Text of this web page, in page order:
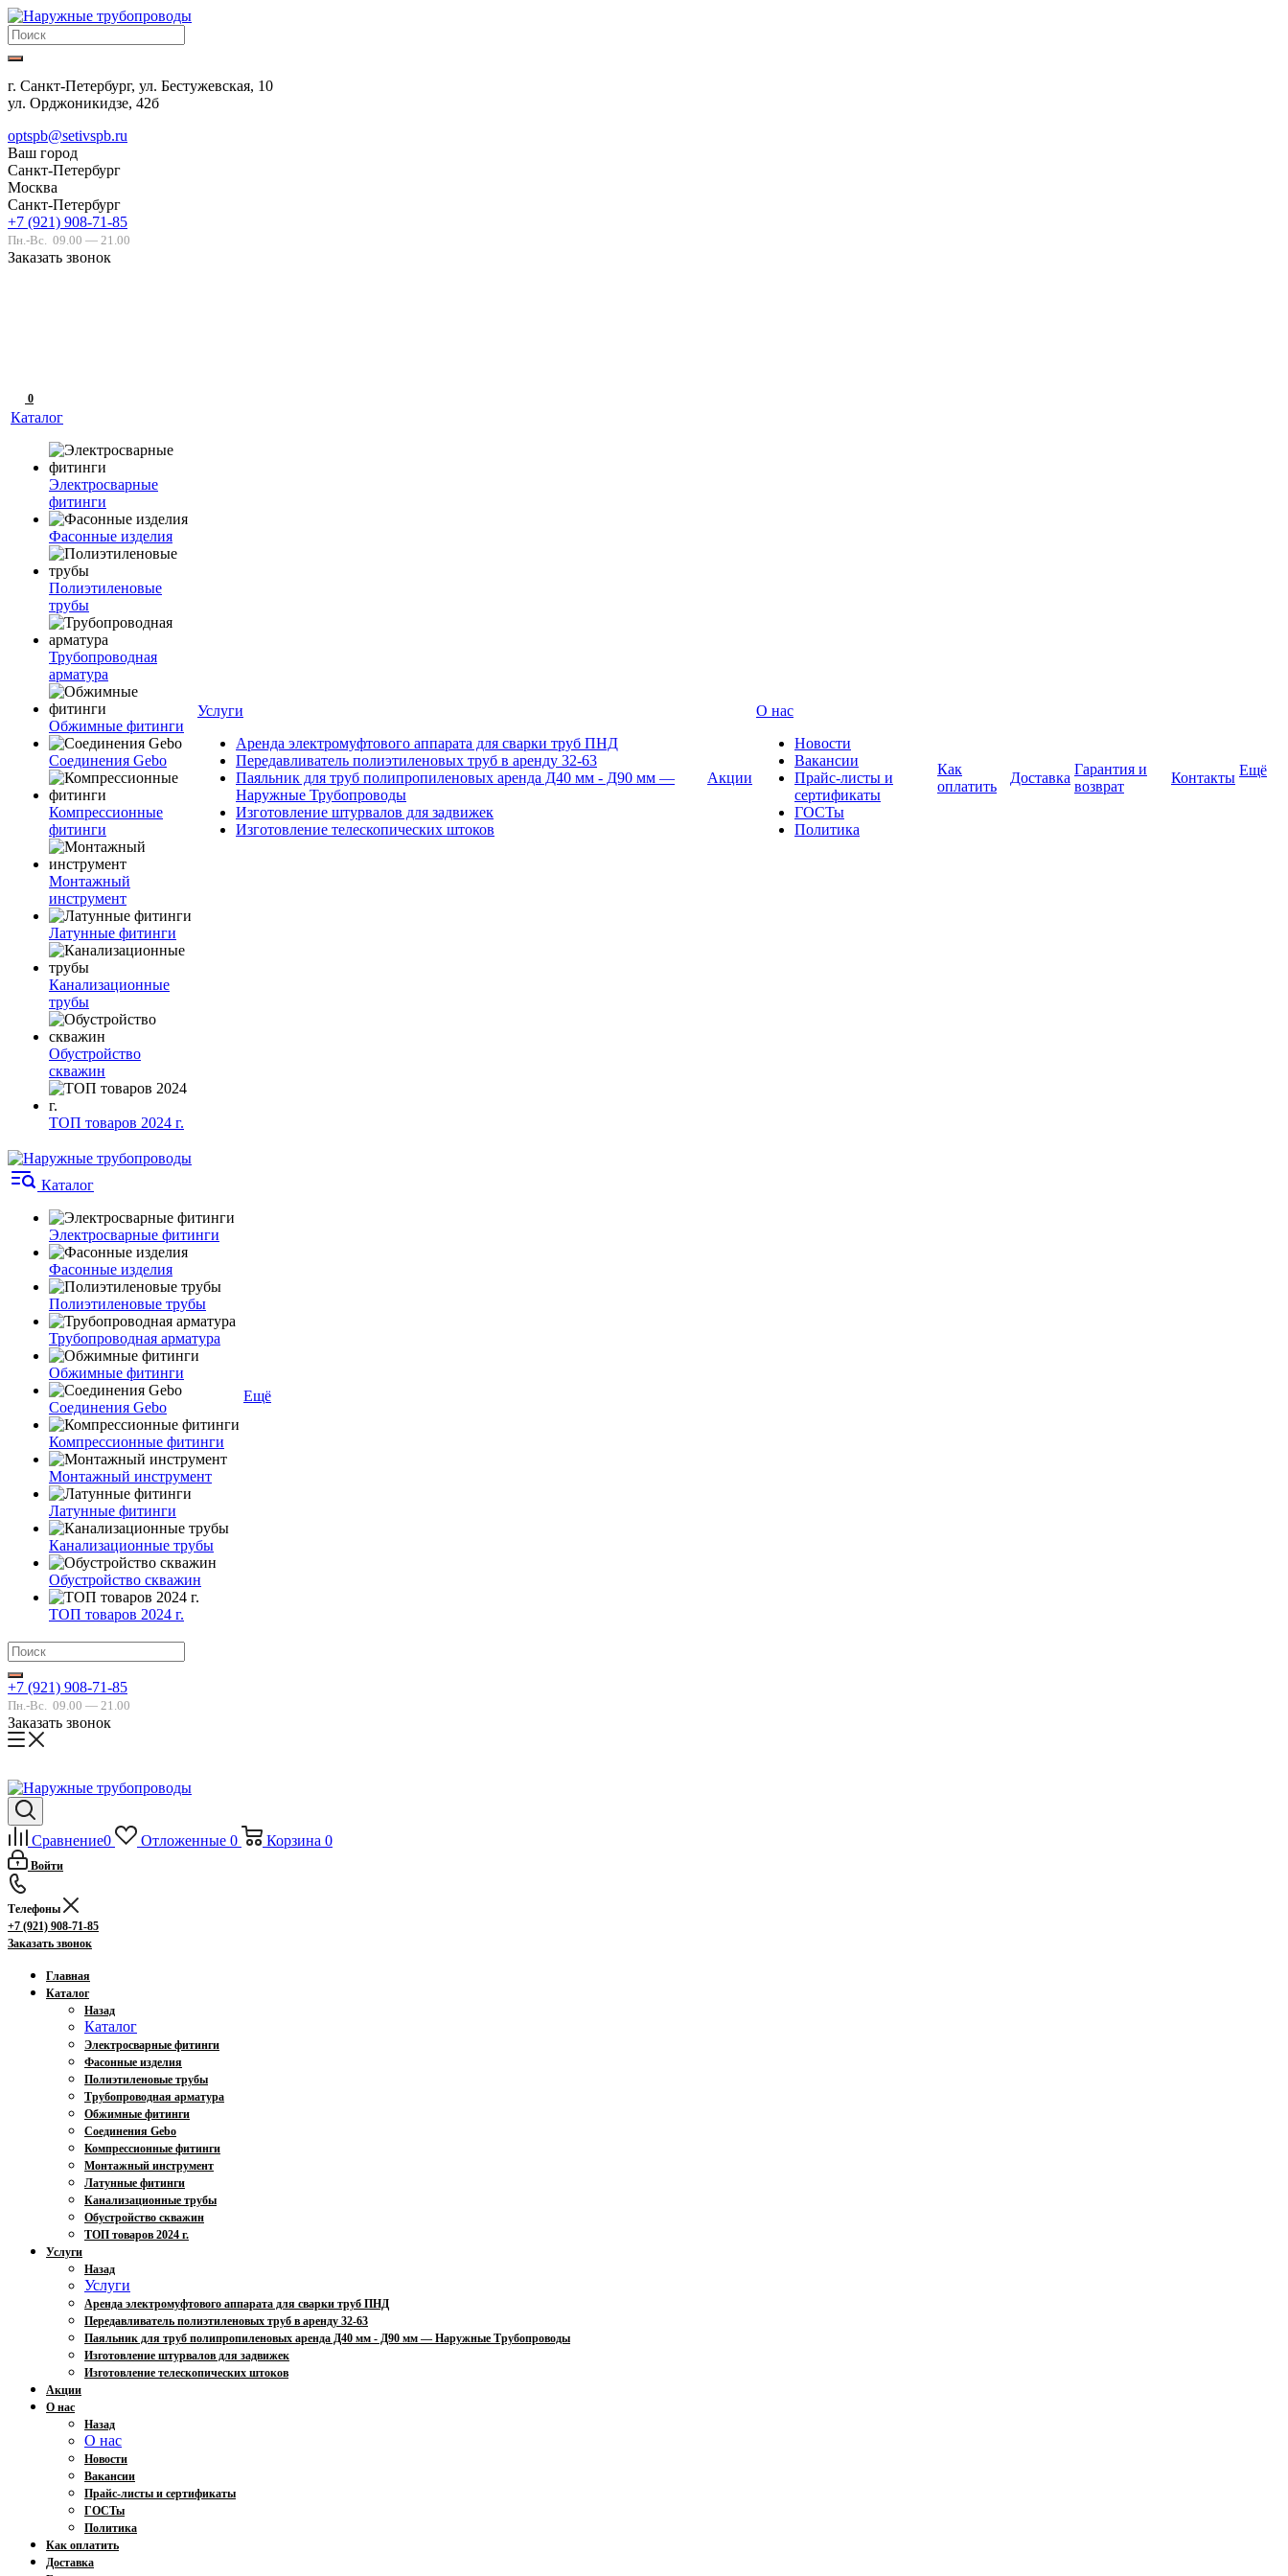
г. Санкт-Петербург, ул. Бестужевская, 10
ул. Орджоникидзе, 42б
optspb@setivspb.ru
Ваш город
Санкт-Петербург
Москва
Санкт-Петербург
+7 (921) 908-71-85
Пн.-Вс. 09.00 — 21.00
Заказать звонок
0
Каталог
Электросварные
фитинги
Фасонные изделия
Полиэтиленовые
трубы
Трубопроводная
арматура
Обжимные фитинги
Соединения Gebo
Компрессионные
фитинги
Монтажный
инструмент
Латунные фитинги
Канализационные
трубы
Обустройство
скважин
ТОП товаров 2024 г.
Услуги
Аренда электромуфтового аппарата для сварки труб ПНД
Передавливатель полиэтиленовых труб в аренду 32-63
Паяльник для труб полипропиленовых аренда Д40 мм - Д90 мм —
Наружные Трубопроводы
Изготовление штурвалов для задвижек
Изготовление телескопических штоков
Акции
О нас
Новости
Вакансии
Прайс-листы и
сертификаты
ГОСТы
Политика
Как
оплатить
Доставка
Гарантия и
возврат
Контакты Ещё
Каталог
Электросварные фитинги
Фасонные изделия
Полиэтиленовые трубы
Трубопроводная арматура
Обжимные фитинги
Соединения Gebo
Компрессионные фитинги
Монтажный инструмент
Латунные фитинги
Канализационные трубы
Обустройство скважин
ТОП товаров 2024 г.
Ещё
+7 (921) 908-71-85
Пн.-Вс. 09.00 — 21.00
Заказать звонок
Сравнение0 Отложенные 0 Корзина 0
Войти
Телефоны
+7 (921) 908-71-85
Заказать звонок
Главная
Каталог
Назад
Каталог
Электросварные фитинги
Фасонные изделия
Полиэтиленовые трубы
Трубопроводная арматура
Обжимные фитинги
Соединения Gebo
Компрессионные фитинги
Монтажный инструмент
Латунные фитинги
Канализационные трубы
Обустройство скважин
ТОП товаров 2024 г.
Услуги
Назад
Услуги
Аренда электромуфтового аппарата для сварки труб ПНД
Передавливатель полиэтиленовых труб в аренду 32-63
Паяльник для труб полипропиленовых аренда Д40 мм - Д90 мм — Наружные Трубопроводы
Изготовление штурвалов для задвижек
Изготовление телескопических штоков
Акции
О нас
Назад
О нас
Новости
Вакансии
Прайс-листы и сертификаты
ГОСТы
Политика
Как оплатить
Доставка